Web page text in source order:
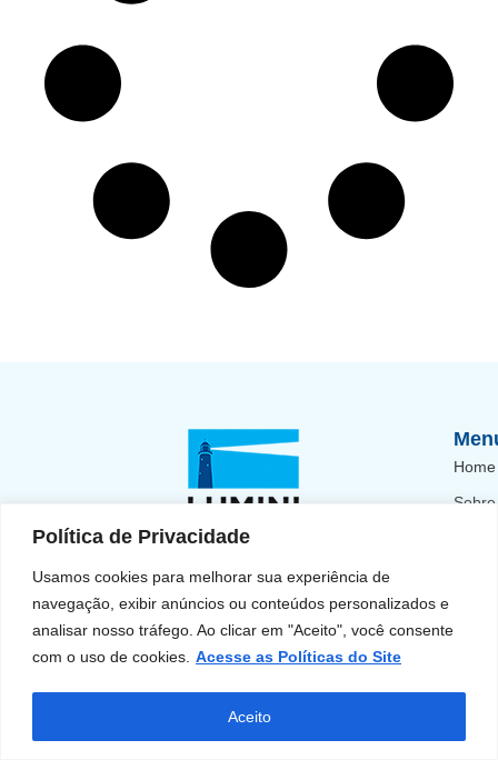
Política de Privacidade
Usamos cookies para melhorar sua experiência de
navegação, exibir anúncios ou conteúdos personalizados e
analisar nosso tráfego. Ao clicar em "Aceito", você consente
com o uso de cookies. Acesse as Políticas do Site
Aceito
inteligente e suporte completo com mais de 30 anos de
experiência no mercado.
Entrar em Contato
Home